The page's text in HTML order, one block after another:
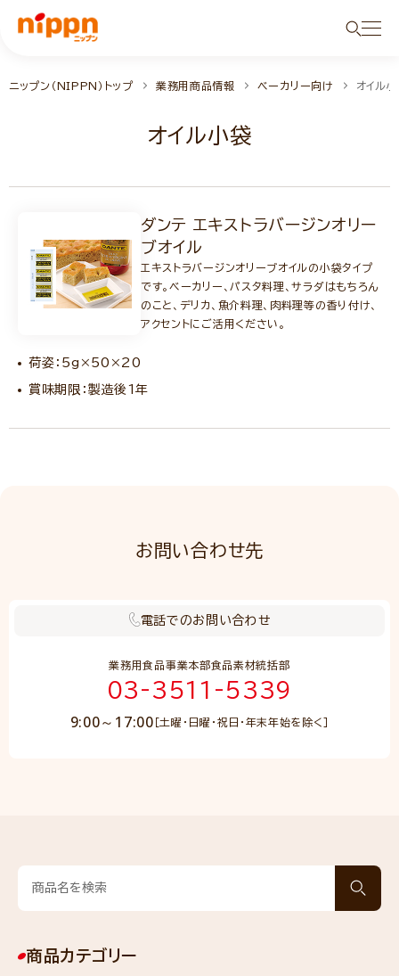
ニップン（NIPPN）トップ 業務用商品情報 ベーカリー向け オイル
オイル小袋
ダンテ エキストラバージンオリー
ブオイル
エキストラバージンオリーブオイルの小袋タイプ
です。ベーカリー、パスタ料理、サラダはもちろん
のこと、デリカ、魚介料理、肉料理等の香り付け、
アクセントにご活用ください。
荷姿：5g×50×20
賞味期限：製造後1年
お問い合わせ先
電話でのお問い合わせ
業務用食品事業本部食品素材統括部
03-3511-5339
9:00～17:00 ［土曜・日曜・祝日・年末年始を除く］
商品カテゴリー